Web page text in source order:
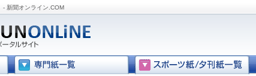
- 新聞オンライン.COM